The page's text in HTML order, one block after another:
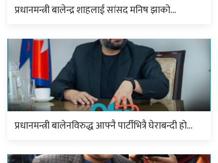
प्रधानमन्त्री बालेन्द्र शाहलाई सांसद मनिष झाको…
प्रधानमन्त्री बालेनविरुद्ध आफ्नै पार्टीभित्रै घेराबन्दी हो…